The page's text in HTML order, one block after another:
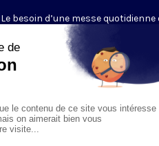
Le besoin d’une messe quotidienne
la télévision a été exprimé d’une
encore plus forte pendant le
dans de nombreux pays
maintient depuis la reprise. KTO
en direct de la basilique Notre-
Garde, à Marseille, les laudes et la
Le lundi à 7h25, la messe
Du mardi au samedi à 7h25, messe